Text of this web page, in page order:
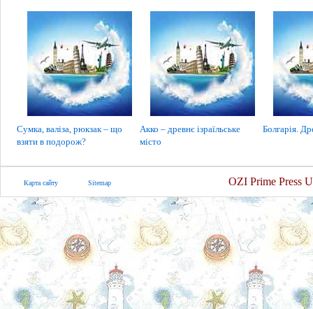
Сумка, валіза, рюкзак – що
взяти в подорож?
Акко – древнє ізраїльське
місто
Болгарія.
Карта сайту Sitemap OZI Prime Press